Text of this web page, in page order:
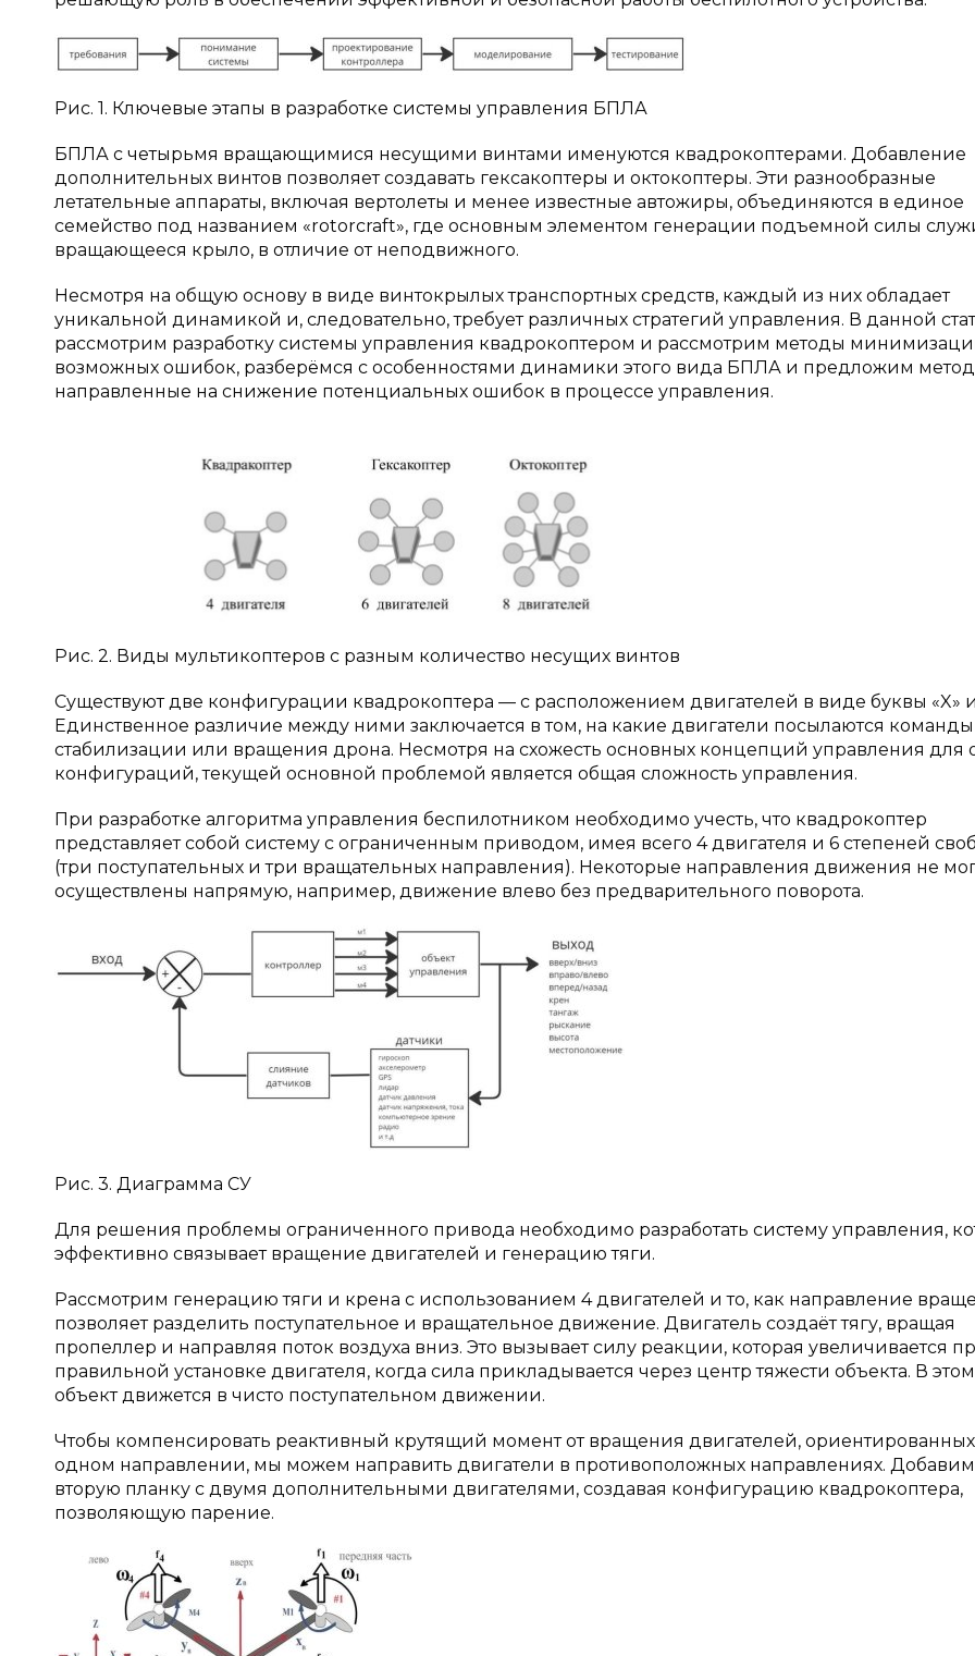
Рис. 1. Ключевые этапы в разработке системы управления БПЛА
БПЛА с четырьмя вращающимися несущими винтами именуются квадрокоптерами. Добавление
дополнительных винтов позволяет создавать гексакоптеры и октокоптеры. Эти разнообразные
летательные аппараты, включая вертолеты и менее известные автожиры, объединяются в единое
семейство под названием «rotorcraft», где основным элементом генерации подъемной силы
вращающееся крыло, в отличие от неподвижного.
Несмотря на общую основу в виде винтокрылых транспортных средств, каждый из них обладает
уникальной динамикой и, следовательно, требует различных стратегий управления. В данной
рассмотрим разработку системы управления квадрокоптером и рассмотрим методы
возможных ошибок, разберёмся с особенностями динамики этого вида БПЛА и предложим
направленные на снижение потенциальных ошибок в процессе управления.
Рис. 2. Виды мультикоптеров с разным количество несущих винтов
Существуют две конфигурации квадрокоптера — с расположением двигателей в виде буквы «X» и
Единственное различие между ними заключается в том, на какие двигатели посылаются
стабилизации или вращения дрона. Несмотря на схожесть основных концепций управления для
конфигураций, текущей основной проблемой является общая сложность управления.
При разработке алгоритма управления беспилотником необходимо учесть, что квадрокоптер
представляет собой систему с ограниченным приводом, имея всего 4 двигателя и 6 степеней
(три поступательных и три вращательных направления). Некоторые направления движения не
осуществлены напрямую, например, движение влево без предварительного поворота.
Рис. 3. Диаграмма СУ
Для решения проблемы ограниченного привода необходимо разработать систему управления,
эффективно связывает вращение двигателей и генерацию тяги.
Рассмотрим генерацию тяги и крена с использованием 4 двигателей и то, как направление
позволяет разделить поступательное и вращательное движение. Двигатель создаёт тягу, вращая
пропеллер и направляя поток воздуха вниз. Это вызывает силу реакции, которая увеличивается
правильной установке двигателя, когда сила прикладывается через центр тяжести объекта. В
объект движется в чисто поступательном движении.
Чтобы компенсировать реактивный крутящий момент от вращения двигателей,
одном направлении, мы можем направить двигатели в противоположных направлениях. Добавим
вторую планку с двумя дополнительными двигателями, создавая конфигурацию квадрокоптера,
позволяющую парение.